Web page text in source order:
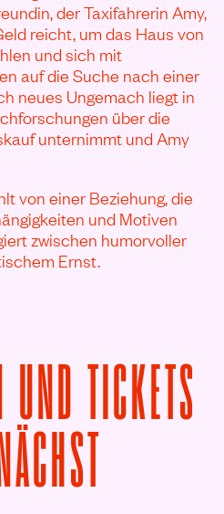
der Taxifahrerin Amy,
reicht, um das Haus von
und sich mit
auf die Suche nach einer
neues Ungemach liegt in
über die
unternimmt und Amy
von einer Beziehung, die
und Motiven
zwischen humorvoller
Ernst.
TICKETS